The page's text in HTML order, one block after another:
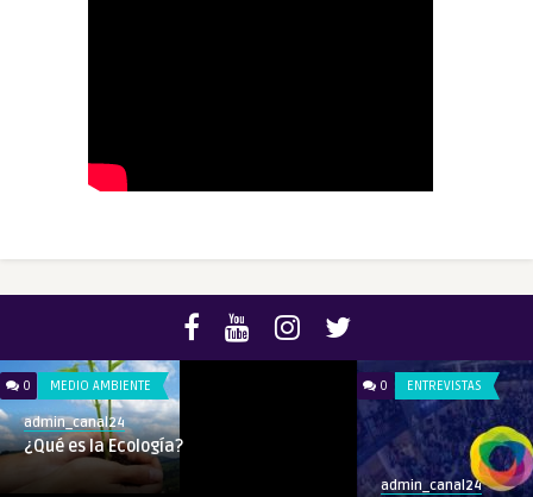
0 MEDIO AMBIENTE
admin_canal24
¿Qué es la Ecología?
0 ENTREVISTAS
admin_canal24